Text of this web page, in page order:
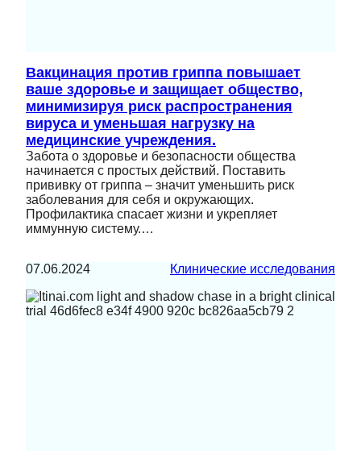
Вакцинация против гриппа повышает
ваше здоровье и защищает общество,
минимизируя риск распространения
вируса и уменьшая нагрузку на
медицинские учреждения.
Забота о здоровье и безопасности общества
начинается с простых действий. Поставить
прививку от гриппа – значит уменьшить риск
заболевания для себя и окружающих.
Профилактика спасает жизни и укрепляет
иммунную систему.…
07.06.2024 Клинические исследования